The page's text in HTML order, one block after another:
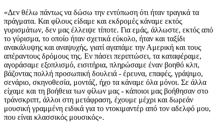
«Δεν θέλω πάντως να δώσω την εντύπωση ότι ήταν τραγικά τα
πράγματα. Και φίλους είδαμε και εκδρομές κάναμε εκτός
γυρισμάτων, δεν μας έλλειψε τίποτε. Για εμάς, άλλωστε, εκτός από
το γύρισμα, το οποίο ήταν σχετικά εύκολο, ήταν και ταξίδι
ανακάλυψης και αναψυχής, γιατί αγαπάμε την Αμερική και τους
απέραντους δρόμους της. Εν πάσει περιπτώσει, τα καταφέραμε,
αγοράσαμε εξοπλισμό, εισιτήρια, πληρώσαμε έναν βοηθό κλπ,
βάζοντας πολλή προσωπική δουλειά - έρευνα, επαφές, γράψιμο,
σενάριο, σκηνοθεσία, μοντάζ, ήχο τα κάναμε όλα μόνοι. Σε άλλα
είχαμε και τη βοήθεια των φίλων μας - κάποιοι μας βοήθησαν στο
τράνσκριπτ, άλλοι στη μετάφραση, έχουμε μέχρι και δωρεάν
μουσική γραμμένη ειδικά για το ντοκιμαντέρ από τον αδελφό μου,
που είναι κλασσικός μουσικός».